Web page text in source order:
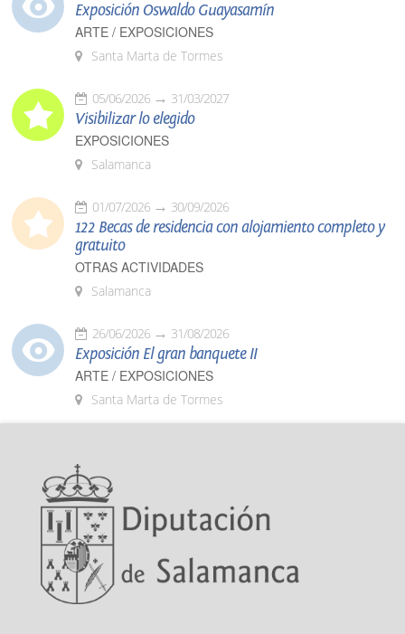
Exposición Oswaldo Guayasamín
ARTE / EXPOSICIONES
Santa Marta de Tormes
05/06/2026 31/03/2027
Visibilizar lo elegido
EXPOSICIONES
Salamanca
01/07/2026 30/09/2026
122 Becas de residencia con alojamiento completo y
gratuito
OTRAS ACTIVIDADES
Salamanca
26/06/2026 31/08/2026
Exposición El gran banquete II
ARTE / EXPOSICIONES
Santa Marta de Tormes